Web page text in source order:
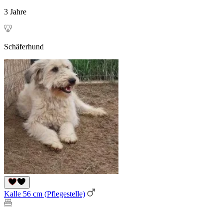
3 Jahre
Schäferhund
Kalle 56 cm (Pflegestelle)